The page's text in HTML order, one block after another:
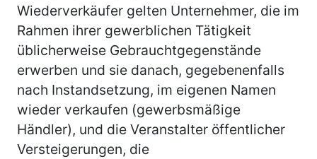
Wiederverkäufer gelten Unternehmer, die im
Rahmen ihrer gewerblichen Tätigkeit
üblicherweise Gebrauchtgegenstände
erwerben und sie danach, gegebenenfalls
nach Instandsetzung, im eigenen Namen
wieder verkaufen (gewerbsmäßige
Händler), und die Veranstalter öffentlicher
Versteigerungen, die